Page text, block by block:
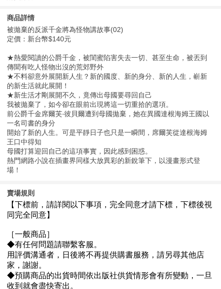
商品詳情
被拋棄的反派千金將為怪物講故事(02)
定價：新台幣$140元
★熱愛閱讀的公爵千金，被閨蜜陷害失去一切、甚至生命，被丟到
傳聞有吃人怪物出沒的荒郊野外
★不料卻意外展開新人生？新的國度、新的身分、新的人生，嶄新
的新生活就此展開！
★新生活才剛展開不久，竟傳出母國要尋回自己
我被拋棄了，如今卻在眼前出現將這一切重拾的選項。
前公爵千金席爾芙‧彼貝爾遭到母國拋棄，她在異國達根海姆王國以
一名司書的身分
開始了新的人生。可是平靜日子也只是一瞬間，席爾芙從達根海姆
王口中得知
母國打算迎回自己的這項事實，因此感到困惑。
熱門網路小說在插畫界同樣大放異彩的新銳筆下，以漫畫形式登
場！
賣場規則